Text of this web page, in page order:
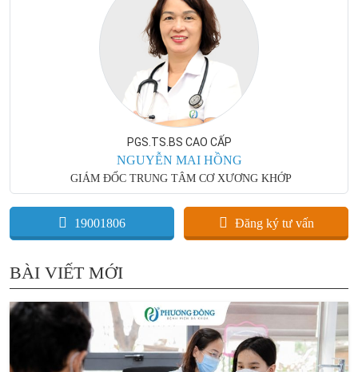
PGS.TS.BS CAO CẤP
NGUYỄN MAI HỒNG
GIÁM ĐỐC TRUNG TÂM CƠ XƯƠNG KHỚP
19001806 Đăng ký tư vấn
BÀI VIẾT MỚI